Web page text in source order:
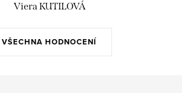
VŠECHNA HODNOCENÍ
Viera KUTILOVÁ